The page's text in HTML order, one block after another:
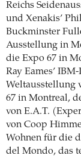
Reichs
und Xenakis’
Buckminster
Ausstellung in
die Expo 67 in
Ray Eames’
Weltausstellung
67 in Montreal,
von E.A.T.
von Coop
Wohnen für die
del Mondo, das